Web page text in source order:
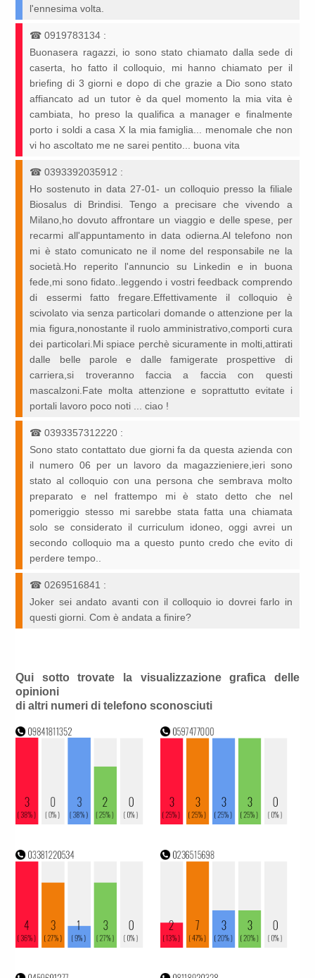
l'ennesima volta.
☎0919783134 :
Buonasera ragazzi, io sono stato chiamato dalla sede di
caserta, ho fatto il colloquio, mi hanno chiamato per il
briefing di 3 giorni e dopo di che grazie a Dio sono stato
affiancato ad un tutor è da quel momento la mia vita è
cambiata, ho preso la qualifica a manager e finalmente
porto i soldi a casa X la mia famiglia... menomale che non
vi ho ascoltato me ne sarei pentito... buona vita
☎0393392035912 :
Ho sostenuto in data 27-01- un colloquio presso la filiale
Biosalus di Brindisi. Tengo a precisare che vivendo a
Milano,ho dovuto affrontare un viaggio e delle spese, per
recarmi all'appuntamento in data odierna.Al telefono non
mi è stato comunicato ne il nome del responsabile ne la
società.Ho reperito l'annuncio su Linkedin e in buona
fede,mi sono fidato..leggendo i vostri feedback comprendo
di essermi fatto fregare.Effettivamente il colloquio è
scivolato via senza particolari domande o attenzione per la
mia figura,nonostante il ruolo amministrativo,comporti cura
dei particolari.Mi spiace perchè sicuramente in molti,attirati
dalle belle parole e dalle famigerate prospettive di
carriera,si troveranno faccia a faccia con questi
mascalzoni.Fate molta attenzione e soprattutto evitate i
portali lavoro poco noti ... ciao !
☎0393357312220 :
Sono stato contattato due giorni fa da questa azienda con
il numero 06 per un lavoro da magazzieniere,ieri sono
stato al colloquio con una persona che sembrava molto
preparato e nel frattempo mi è stato detto che nel
pomeriggio stesso mi sarebbe stata fatta una chiamata
solo se considerato il curriculum idoneo, oggi avrei un
secondo colloquio ma a questo punto credo che evito di
perdere tempo..
☎0269516841 :
Joker sei andato avanti con il colloquio io dovrei farlo in
questi giorni. Com è andata a finire?
Qui sotto trovate la visualizzazione grafica delle
opinioni
di altri numeri di telefono sconosciuti